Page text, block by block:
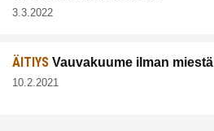
3.3.2022
ÄITIYS Vauvakuume ilman miestä
10.2.2021